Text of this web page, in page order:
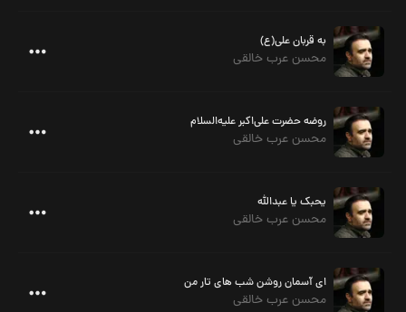
به قربان علی(ع)
محسن عرب خالقی
روضه حضرت علی‌اکبر علیه‌السلام
محسن عرب خالقی
یحبک یا عبدالله
محسن عرب خالقی
ای آسمان روشن شب های تار من
محسن عرب خالقی